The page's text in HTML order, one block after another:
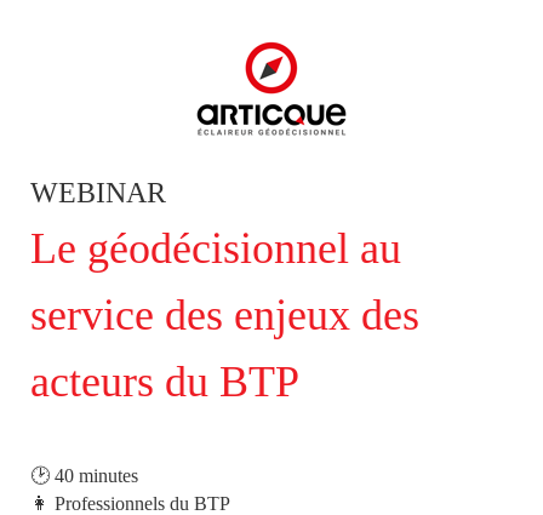
WEBINAR
Le géodécisionnel au
service des enjeux des
acteurs du BTP
🕑 40 minutes
👩 Professionnels du BTP